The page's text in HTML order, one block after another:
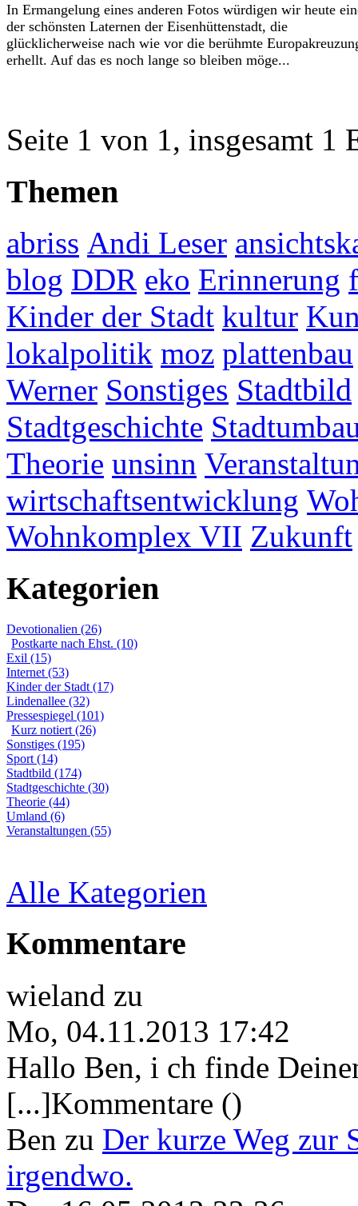
In Ermangelung eines anderen Fotos würdigen wir heute
der schönsten Laternen der Eisenhüttenstadt, die
glücklicherweise nach wie vor die berühmte
erhellt. Auf das es noch lange so bleiben möge...
Seite 1 von 1, insgesamt 1
Themen
abriss Andi Leser
blog DDR eko Erinnerung
Kinder der Stadt kultur
lokalpolitik moz plattenbau
Werner Sonstiges Stadtbild
Stadtgeschichte
Theorie unsinn
wirtschaftsentwicklung
Wohnkomplex VII Zukunft
Kategorien
Devotionalien (26)
Postkarte nach Ehst. (10)
Exil (15)
Internet (53)
Kinder der Stadt (17)
Lindenallee (32)
Pressespiegel (101)
Kurz notiert (26)
Sonstiges (195)
Sport (14)
Stadtbild (174)
Stadtgeschichte (30)
Theorie (44)
Umland (6)
Veranstaltungen (55)
Alle Kategorien
Kommentare
wieland zu
Mo, 04.11.2013 17:42
Hallo Ben, i ch finde
[...]Kommentare ()
Ben zu Der kurze Weg zur
irgendwo.